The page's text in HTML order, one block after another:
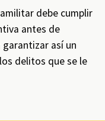
debe cumplir
antes de
así un
delitos que se le